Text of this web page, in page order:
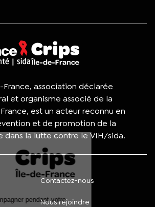
France, association déclarée
et organisme associé de la
est un acteur reconnu en
et de promotion de la
dans la lutte contre le VIH/sida.
Contactez-nous
Nous rejoindre